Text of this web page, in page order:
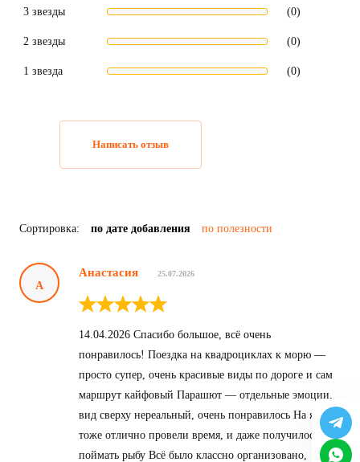
3 звезды (0)
2 звезды (0)
1 звезда (0)
Написать отзыв
Сортировка: по дате добавления по полезности
А
Анастасия 25.07.2026
14.04.2026 Спасибо большое, всё очень
понравилось! Поездка на квадроциклах к морю —
просто супер, очень красивые виды по дороге и сам
маршрут кайфовый Парашют — отдельные эмоции,
вид сверху нереальный, очень понравилось На яхте
тоже отлично провели время, и даже получилось
поймать рыбу Всё было классно организовано,